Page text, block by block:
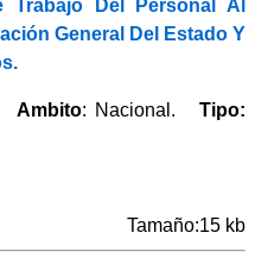
Del Personal Al
General Del Estado Y
Ambito: Nacional.Tipo:
Tamaño:15 kb